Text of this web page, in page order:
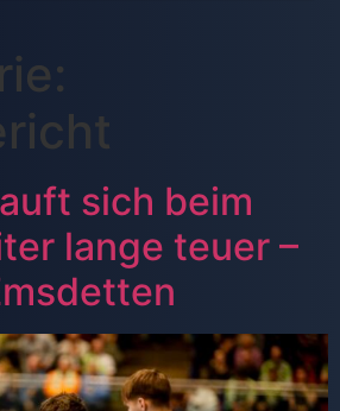
sich beim
lange teuer –